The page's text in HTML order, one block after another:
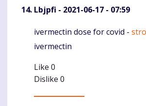
Lbjpfi - 2021-06-17 - 07:59
Komentaras
ivermectin dose for covid -
ivermectin
Like 0
Dislike 0